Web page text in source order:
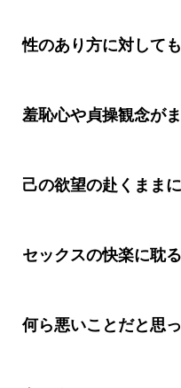
性のあり方に対して
羞恥心や貞操観念が
己の欲望の赴くままに
セックスの快楽に耽
何ら悪いことだと思